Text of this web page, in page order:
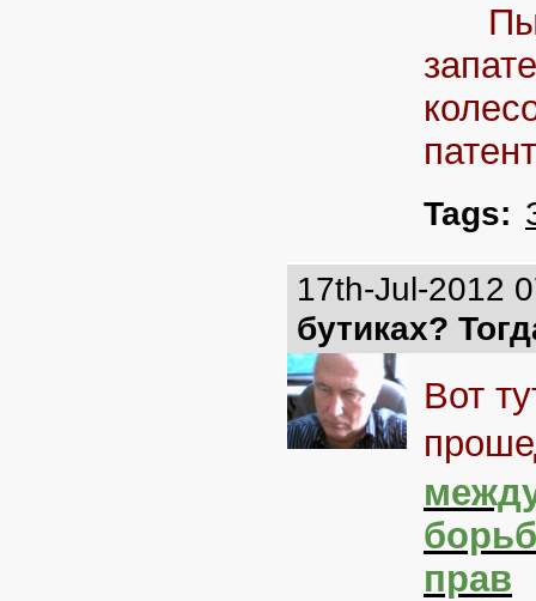
Tags:
17th-Jul-2012
бутиках?
Вот
прав